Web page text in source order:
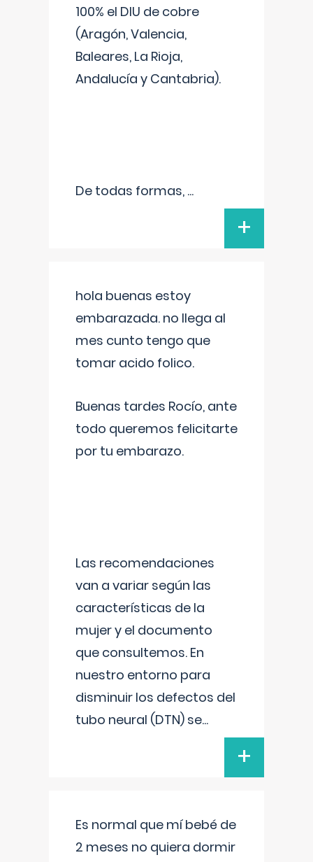
100% el DIU de cobre
(Aragón, Valencia,
Baleares, La Rioja,
Andalucía y Cantabria).
De todas formas, ...
+
hola buenas estoy
embarazada. no llega al
mes cunto tengo que
tomar acido folico.
Buenas tardes Rocío, ante
todo queremos felicitarte
por tu embarazo.
Las recomendaciones
van a variar según las
características de la
mujer y el documento
que consultemos. En
nuestro entorno para
disminuir los defectos del
tubo neural (DTN) se...
+
Es normal que mí bebé de
2 meses no quiera dormir